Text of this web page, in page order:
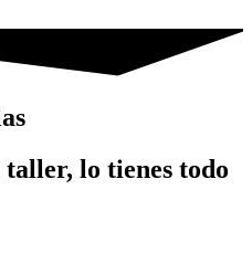
lo tienes todo